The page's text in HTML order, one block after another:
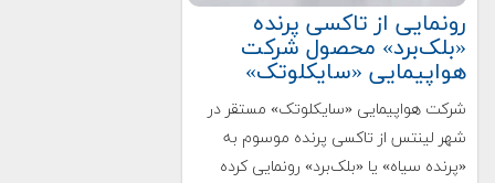
رونمایی از تاکسی پرنده
«بلک‌برد» محصول شرکت
هواپیمایی «سایکلوتک»
شرکت هواپیمایی «سایکلوتک» مستقر در
شهر لینتس از تاکسی پرنده موسوم به
«پرنده سیاه» یا «بلک‌برد» رونمایی کرده